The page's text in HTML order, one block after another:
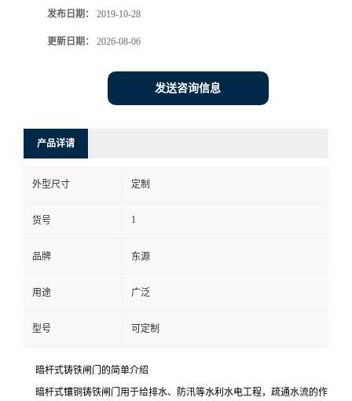
发布日期： 2019-10-28
更新日期： 2026-08-06
发送咨询信息
产品详请
外型尺寸 定制
货号 1
品牌 东源
用途 广泛
型号 可定制
暗杆式铸铁闸门的简单介绍
暗杆式镶铜铸铁闸门用于给排水、防汛等水利水电工程，疏通水流的作